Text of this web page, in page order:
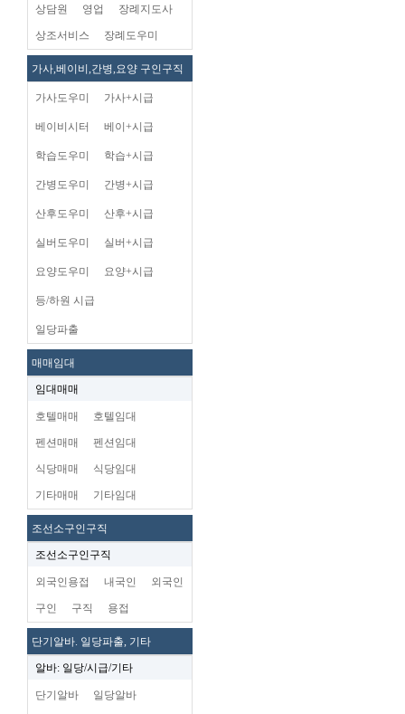
상담원 영업 장례지도사
상조서비스 장례도우미
가사,베이비,간병,요양 구인구직
가사도우미 가사+시급
베이비시터 베이+시급
학습도우미 학습+시급
간병도우미 간병+시급
산후도우미 산후+시급
실버도우미 실버+시급
요양도우미 요양+시급
등/하원 시급
일당파출
매매임대
임대매매
호텔매매 호텔임대
펜션매매 펜션임대
식당매매 식당임대
기타매매 기타임대
조선소구인구직
조선소구인구직
외국인용접 내국인 외국인
구인 구직 용접
단기알바. 일당파출, 기타
알바: 일당/시급/기타
단기알바 일당알바